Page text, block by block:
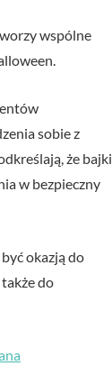
wspólne
sobie z
że bajki
w bezpieczny
okazją do
do